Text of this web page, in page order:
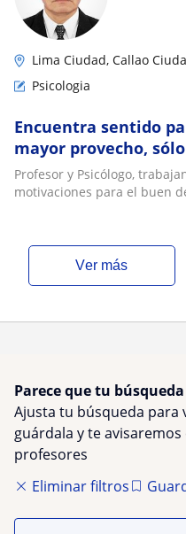
Lima Ciudad, Callao
Psicologia
Encuentra sentido
mayor provecho,
manera
Profesor y Psicólogo,
motivaciones para el buen
ver más
Parece que tu
Ajusta tu búsqueda para
guárdala y te
profesores
Eliminar filtros